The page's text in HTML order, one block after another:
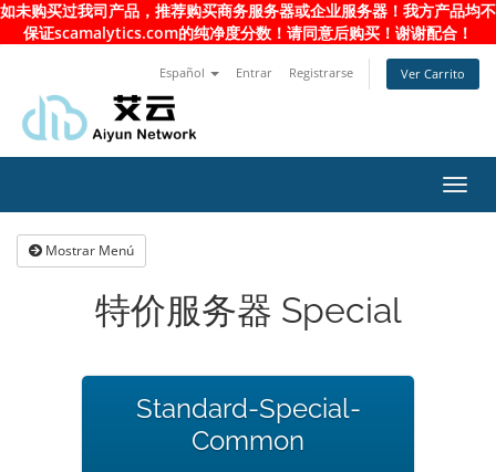
如未购买过我司产品，推荐购买商务服务器或企业服务器！我方产品均不
保证scamalytics.com的纯净度分数！请同意后购买！谢谢配合！
Español Entrar Registrarse Ver Carrito
Mostrar Menú
特价服务器 Special
Standard-Special-
Common